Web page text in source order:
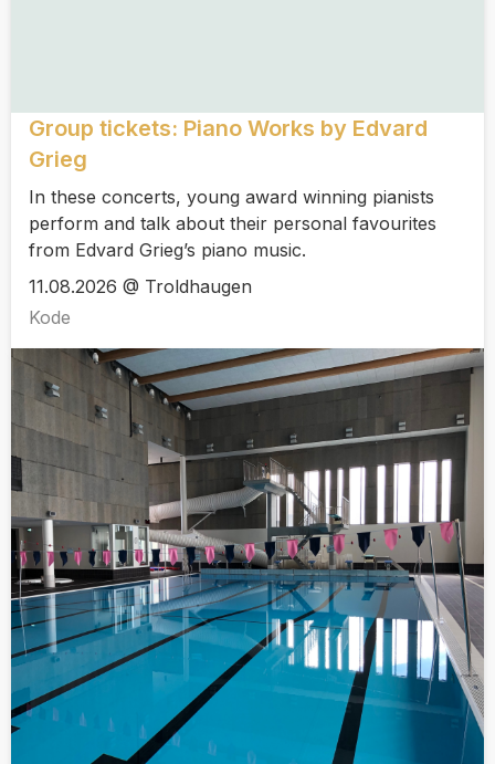
Group tickets: Piano Works by Edvard
Grieg
In these concerts, young award winning pianists
perform and talk about their personal favourites
from Edvard Grieg’s piano music.
11.08.2026 @ Troldhaugen
Kode